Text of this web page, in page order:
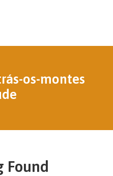
os-montes
Found